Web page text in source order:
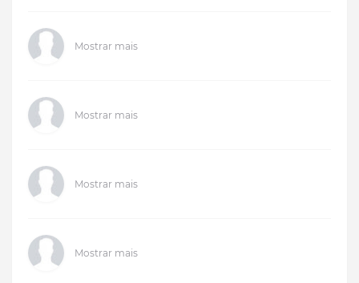
Mostrar mais
Mostrar mais
Mostrar mais
Mostrar mais